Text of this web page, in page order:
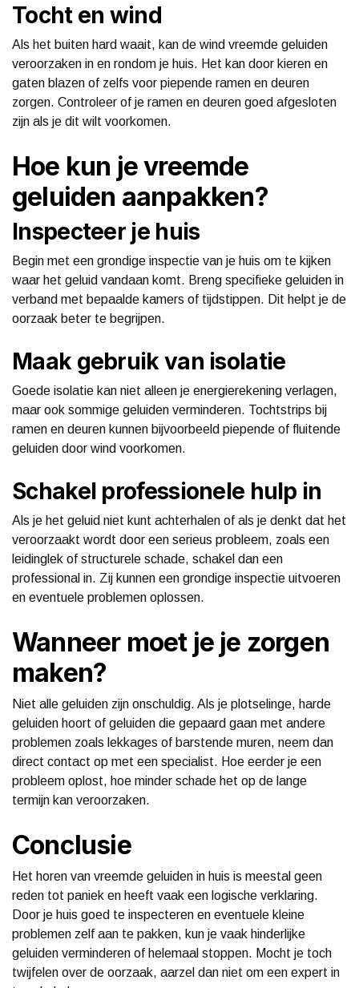
Tocht en wind
Als het buiten hard waait, kan de wind vreemde geluiden
veroorzaken in en rondom je huis. Het kan door kieren en
gaten blazen of zelfs voor piepende ramen en deuren
zorgen. Controleer of je ramen en deuren goed afgesloten
zijn als je dit wilt voorkomen.
Hoe kun je vreemde
geluiden aanpakken?
Inspecteer je huis
Begin met een grondige inspectie van je huis om te kijken
waar het geluid vandaan komt. Breng specifieke geluiden in
verband met bepaalde kamers of tijdstippen. Dit helpt je de
oorzaak beter te begrijpen.
Maak gebruik van isolatie
Goede isolatie kan niet alleen je energierekening verlagen,
maar ook sommige geluiden verminderen. Tochtstrips bij
ramen en deuren kunnen bijvoorbeeld piepende of fluitende
geluiden door wind voorkomen.
Schakel professionele hulp in
Als je het geluid niet kunt achterhalen of als je denkt dat het
veroorzaakt wordt door een serieus probleem, zoals een
leidinglek of structurele schade, schakel dan een
professional in. Zij kunnen een grondige inspectie uitvoeren
en eventuele problemen oplossen.
Wanneer moet je je zorgen
maken?
Niet alle geluiden zijn onschuldig. Als je plotselinge, harde
geluiden hoort of geluiden die gepaard gaan met andere
problemen zoals lekkages of barstende muren, neem dan
direct contact op met een specialist. Hoe eerder je een
probleem oplost, hoe minder schade het op de lange
termijn kan veroorzaken.
Conclusie
Het horen van vreemde geluiden in huis is meestal geen
reden tot paniek en heeft vaak een logische verklaring.
Door je huis goed te inspecteren en eventuele kleine
problemen zelf aan te pakken, kun je vaak hinderlijke
geluiden verminderen of helemaal stoppen. Mocht je toch
twijfelen over de oorzaak, aarzel dan niet om een expert in